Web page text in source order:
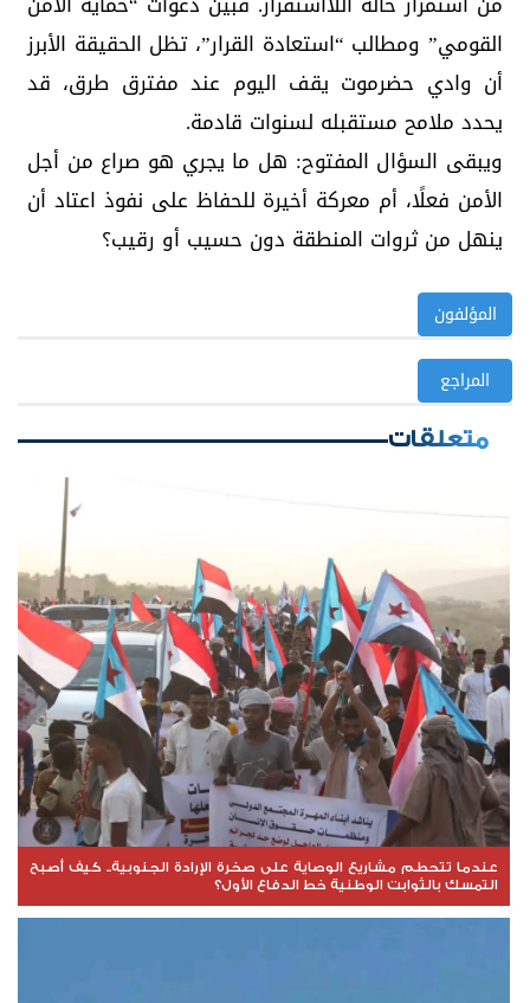
القومي” ومطالب “استعادة القرار”، تظل الحقيقة الأبرز
أن وادي حضرموت يقف اليوم عند مفترق طرق، قد
يحدد ملامح مستقبله لسنوات قادمة.
ويبقى السؤال المفتوح: هل ما يجري هو صراع من أجل
الأمن فعلًا، أم معركة أخيرة للحفاظ على نفوذ اعتاد أن
ينهل من ثروات المنطقة دون حسيب أو رقيب؟
المؤلفون
المراجع
متعلقات
عندما تتحطم مشاريع الوصاية على صخرة الإرادة الجنوبية.. كيف أصبح
التمسك بالثوابت الوطنية خط الدفاع الأول؟